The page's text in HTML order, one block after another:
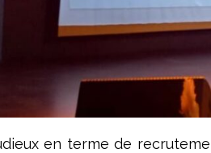
en terme de